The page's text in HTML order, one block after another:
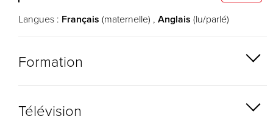
Langues : Français (maternelle) , Anglais (lu/parlé)
Formation
Télévision